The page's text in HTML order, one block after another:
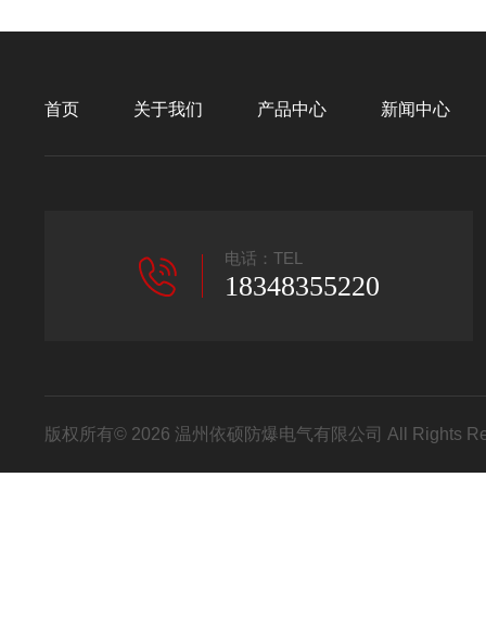
首页 关于我们 产品中心 新闻中心
电话：TEL
18348355220
版权所有© 2026 温州依硕防爆电气有限公司 All Rights